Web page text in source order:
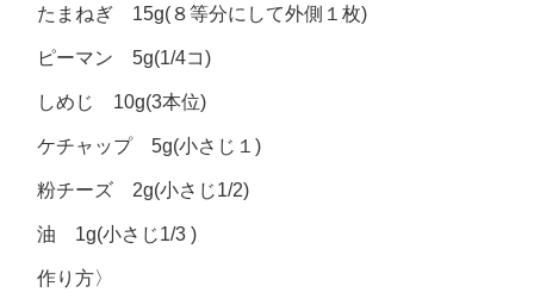
たまねぎ 15g(８等分にして外側１枚)
ピーマン 5g(1/4コ)
しめじ 10g(3本位)
ケチャップ 5g(小さじ１)
粉チーズ 2g(小さじ1/2)
油 1g(小さじ1/3 )
作り方〉